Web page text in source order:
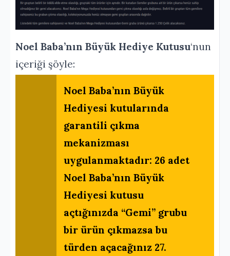
Noel Baba’nın Büyük Hediye Kutusu‘nun
içeriği şöyle:
Noel Baba’nın Büyük
Hediyesi kutularında
garantili çıkma
mekanizması
uygulanmaktadır: 26 adet
Noel Baba’nın Büyük
Hediyesi kutusu
açtığınızda “Gemi” grubu
bir ürün çıkmazsa bu
türden açacağınız 27.